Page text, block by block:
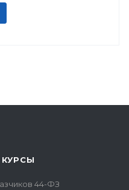
44-ФЗ